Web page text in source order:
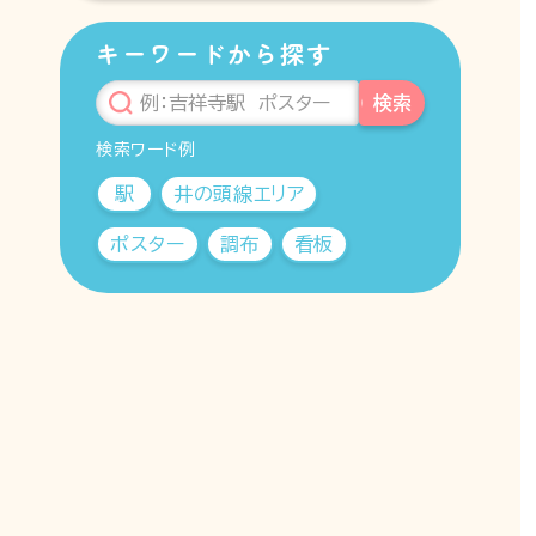
キーワードから探す
検索
検索ワード例
駅 井の頭線エリア
ポスター 調布 看板